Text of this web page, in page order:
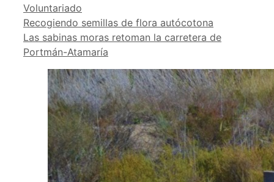
Voluntariado
Recogiendo semillas de flora autócotona
Las sabinas moras retoman la carretera de
Portmán-Atamaría